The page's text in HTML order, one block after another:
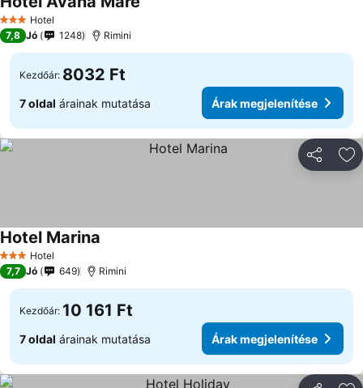
3 Kategória
Hotel
7,8 Jó 1248 Rimini
Kezdőár: 8032 Ft
7 oldal árainak mutatása Árak megjelenítése
3 Kategória
Hotel
Hotel Marina
7,7 Jó 649 Rimini
Kezdőár: 10 161 Ft
7 oldal árainak mutatása Árak megjelenítése